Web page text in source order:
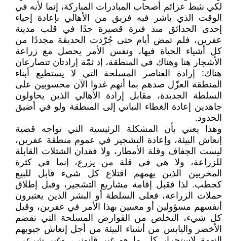
لكي نثبط عزائم أصحاب المبادرات المباركة، إنما لأنه في
الوقت الذي باشر فيه فريق من الأهالي بإعادة إحياء
إحدى الحدائق منذ فترة قصيرة جدًا في قلب مدينة
عفرين، فلم تمض أيام حتى جُرّدت الحديقة مجددًا من
كل أشياء الحياة فيها، ونفس الأمر يحصل مع زراعة
الأشجار هنا وهناك في المنطقة، إذ ثمّة إرادتان تتصارعان
هناك: إرادة العناصر المسلحة التي لا يستطيع أبناء
المنطقة العزّل صدهم بما أنهم غدوا الآن محسوبين على
السلطة الجديدة، مقابل إرادة الأهالي الذين يحاولون
جاهدين إعادة الغطاء النباتي إلى المنطقة ولو في أضيق
الحدود.
وهذا يعني بأن المشكلة الرئيسية التي تواجه قضية
إنعاش البيئة، وإعادة التشجير في عموم منطقة عفرين،
ليست الجفاف وقلة الأمطار، ولا فقدان الشتلات القابلة
للزراعة، ولا هي في قلة من يزرع، إنما في كثرة
المخربين الذين يهمهم اقتلاع كل شيء قابل للبيع
كحطب. لذا فقبل إقامة مشاريع التشجير، وقبل إطلاق
حملات الزراعة، فعلى السلطة أو البشر الذين يعتبرون
أنفسهم مسؤولين أو معنيين بهذا الأمر في عفرين، وقبل
كل شيء، التخلص من القوارض المسلحة التي تقضم
الأخضر واليابس من أشياء البيئة من أجل إنعاش جيوبهم